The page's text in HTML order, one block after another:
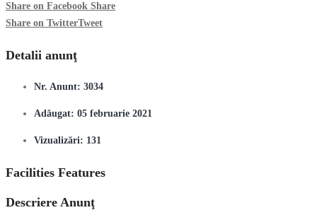
Share on Facebook Share
Share on TwitterTweet
Detalii anunţ
Nr. Anunt: 3034
Adăugat: 05 februarie 2021
Vizualizări: 131
Facilities Features
Descriere Anunţ